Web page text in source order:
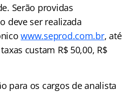
Serão providas
deve ser realizada
www.seprod.com.br, até
custam R$ 50,00, R$
para os cargos de analista